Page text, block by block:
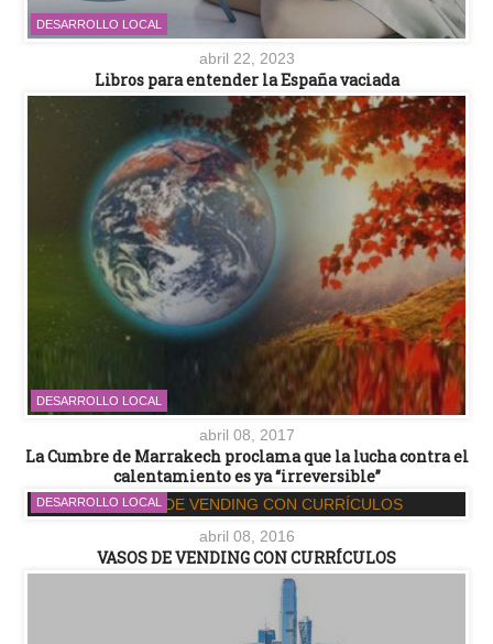
DESARROLLO LOCAL
abril 22, 2023
Libros para entender la España vaciada
DESARROLLO LOCAL
abril 08, 2017
La Cumbre de Marrakech proclama que la lucha contra el
calentamiento es ya “irreversible”
DESARROLLO LOCAL
abril 08, 2016
VASOS DE VENDING CON CURRÍCULOS